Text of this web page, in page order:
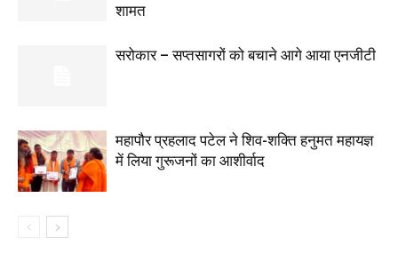
शामत
सरोकार – सप्तसागरों को बचाने आगे आया एनजीटी
महापौर प्रहलाद पटेल ने शिव-शक्ति हनुमत महायज्ञ
में लिया गुरूजनों का आशीर्वाद